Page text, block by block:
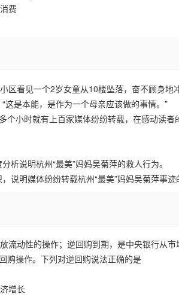
费
区看见一个2岁女童从10楼坠落，奋不顾身地
“这是本能，是作为一个母亲应该做的事情。 ”
多个小时就有上百家媒体纷纷转载，在感动读者
析说明杭州“最美”妈妈吴菊萍的救人行为。
说明媒体纷纷转载杭州“最美”妈妈吴菊萍事迹
流动性的操作；逆回购到期，是中央银行从
购操作。下列对逆回购说法正确的是
增长